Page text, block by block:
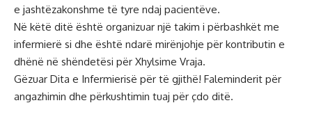
e jashtëzakonshme të tyre ndaj pacientëve.
Në këtë ditë është organizuar një takim i përbashkët me
infermierë si dhe është ndarë mirënjohje për kontributin e
dhënë në shëndetësi për Xhylsime Vraja.
Gëzuar Dita e Infermierisë për të gjithë! Faleminderit për
angazhimin dhe përkushtimin tuaj për çdo ditë.